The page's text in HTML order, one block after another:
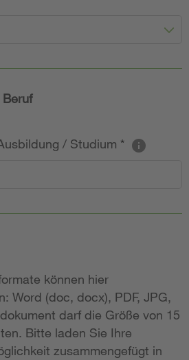
/ Studium *
können hier
Word (doc, docx), PDF, JPG,
darf die Größe von 15
Bitte laden Sie Ihre
zusammengefügt in